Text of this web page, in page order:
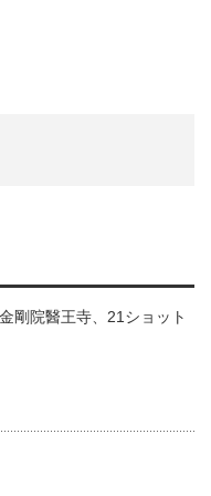
剛院醫王寺、21ショット